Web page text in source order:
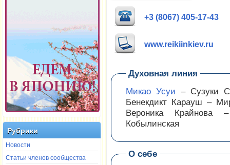
Рубрики
Новости
Статьи членов сообщества
+3 (8067) 405-17-43
www.reikiinkiev.ru
Духовная линия
Микао Усуи – Сузуки
Бенекдикт Карауш –
Вероника Крайнова
Кобылинская
О себе